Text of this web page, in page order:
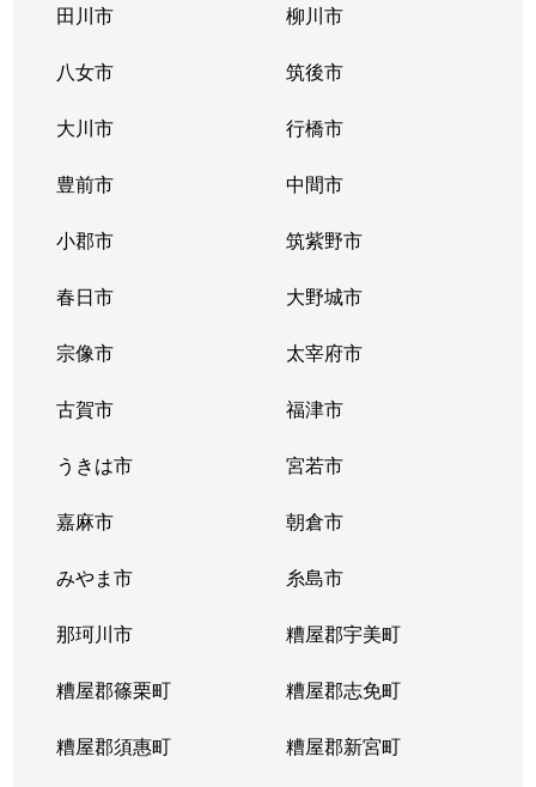
田川市 柳川市
八女市 筑後市
大川市 行橋市
豊前市 中間市
小郡市 筑紫野市
春日市 大野城市
宗像市 太宰府市
古賀市 福津市
うきは市 宮若市
嘉麻市 朝倉市
みやま市 糸島市
那珂川市 糟屋郡宇美町
糟屋郡篠栗町 糟屋郡志免町
糟屋郡須惠町 糟屋郡新宮町